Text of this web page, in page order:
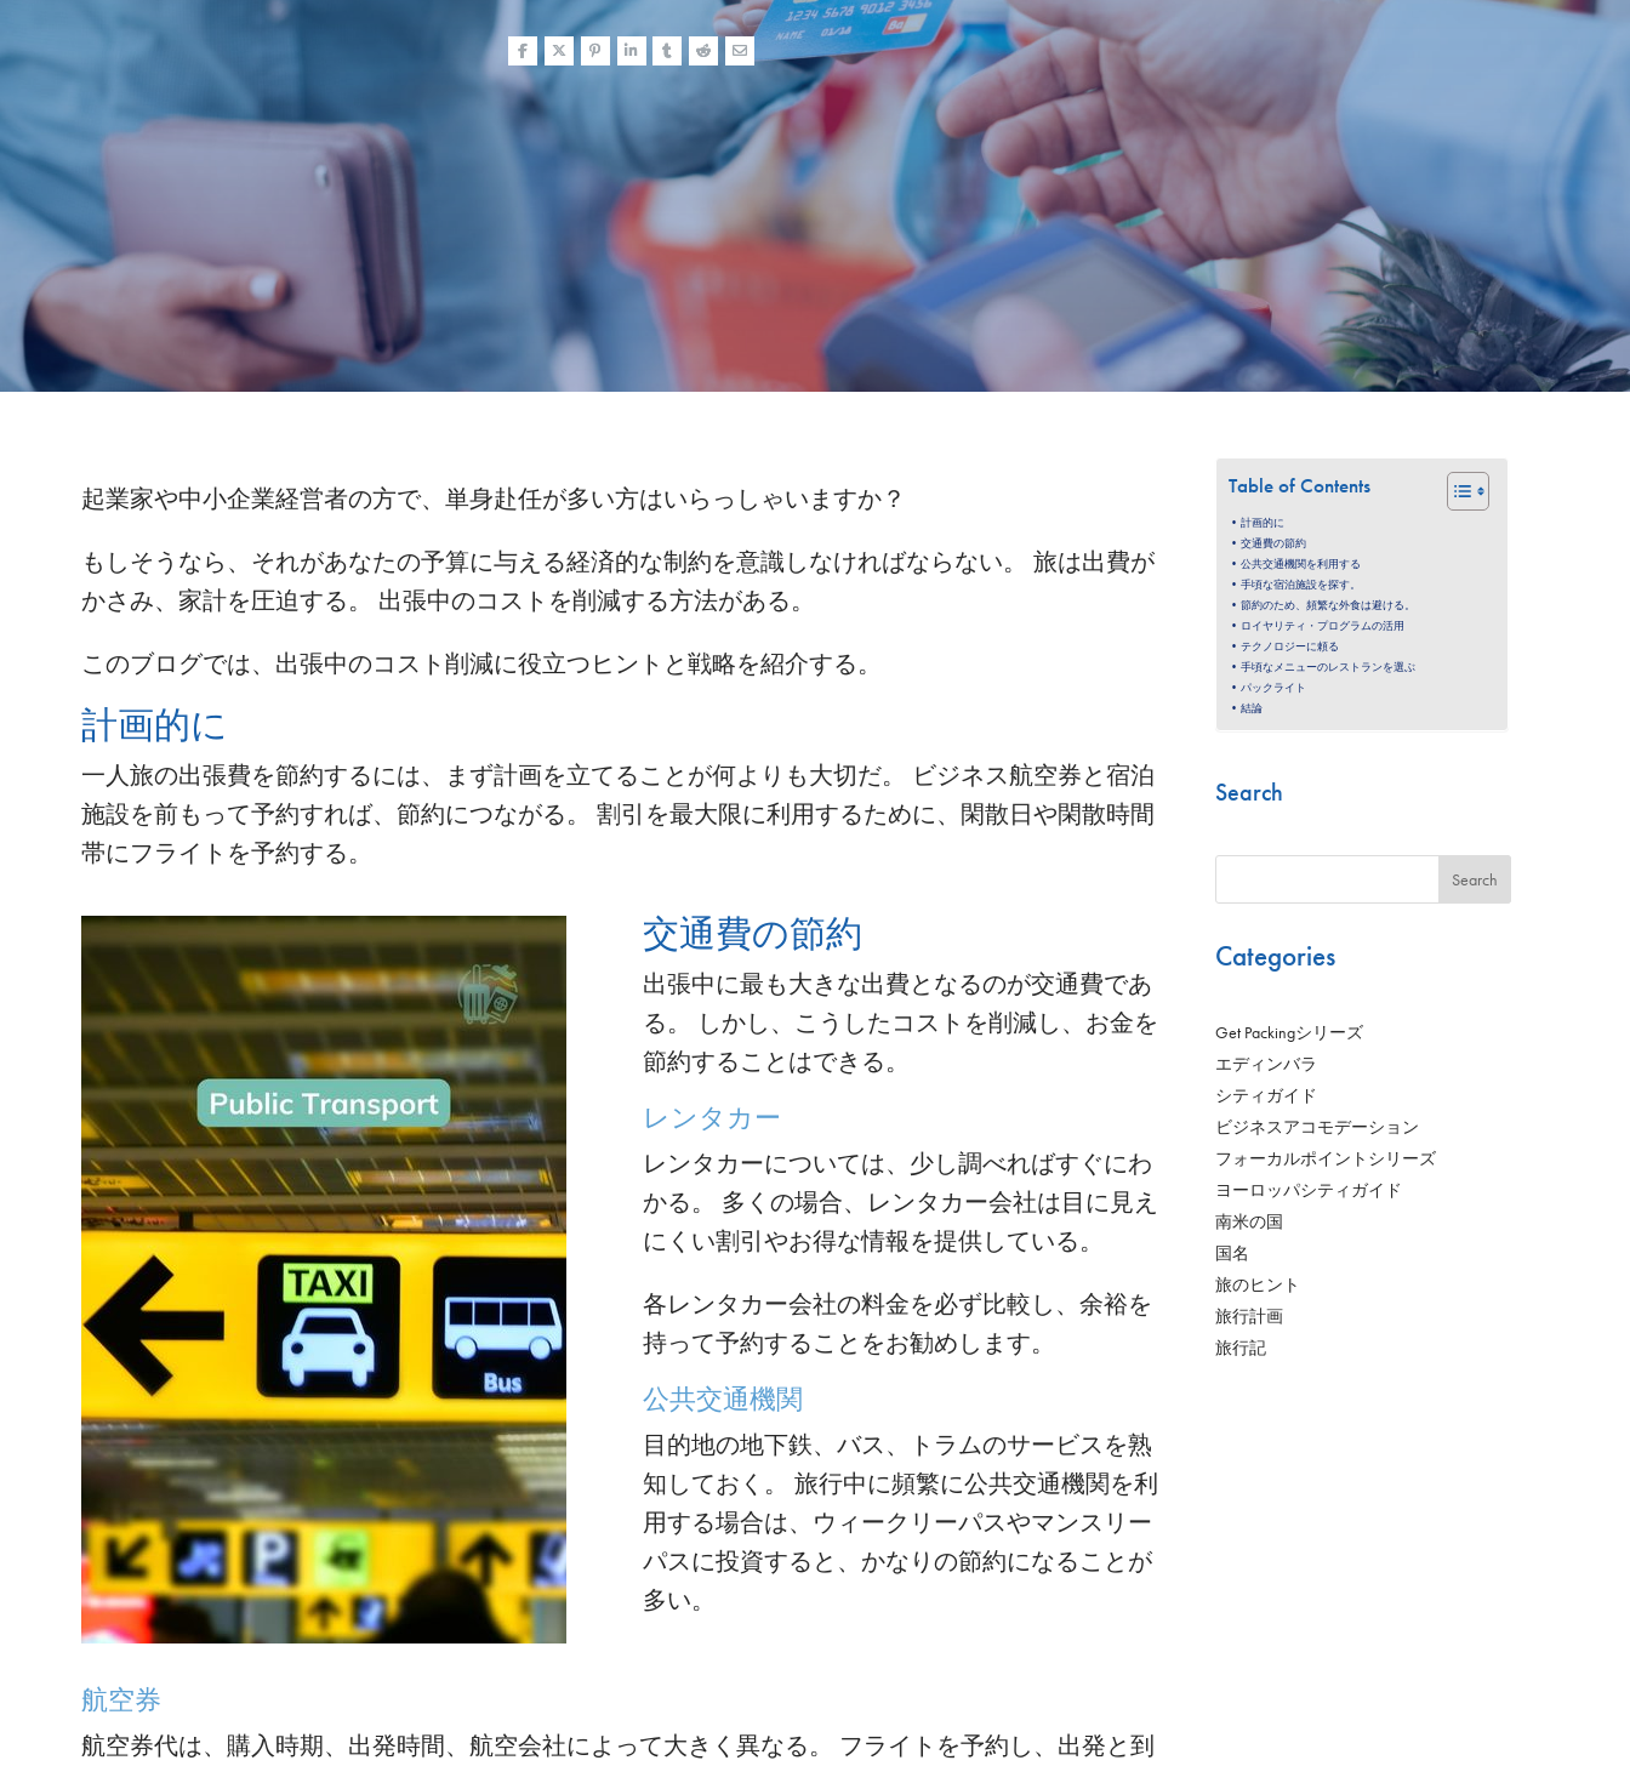
起業家や中小企業経営者の方で、単身赴任が多い方はいらっしゃいますか？
もしそうなら、それがあなたの予算に与える経済的な制約を意識しなければならない。 旅は出費が
かさみ、家計を圧迫する。 出張中のコストを削減する方法がある。
このブログでは、出張中のコスト削減に役立つヒントと戦略を紹介する。
計画的に
一人旅の出張費を節約するには、まず計画を立てることが何よりも大切だ。 ビジネス航空券と宿泊
施設を前もって予約すれば、節約につながる。 割引を最大限に利用するために、閑散日や閑散時間
帯にフライトを予約する。
交通費の節約
出張中に最も大きな出費となるのが交通費であ
る。 しかし、こうしたコストを削減し、お金を
節約することはできる。
レンタカー
レンタカーについては、少し調べればすぐにわ
かる。 多くの場合、レンタカー会社は目に見え
にくい割引やお得な情報を提供している。
各レンタカー会社の料金を必ず比較し、余裕を
持って予約することをお勧めします。
公共交通機関
目的地の地下鉄、バス、トラムのサービスを熟
知しておく。 旅行中に頻繁に公共交通機関を利
用する場合は、ウィークリーパスやマンスリー
パスに投資すると、かなりの節約になることが
多い。
航空券
航空券代は、購入時期、出発時間、航空会社によって大きく異なる。 フライトを予約し、出発と到
Table of Contents
計画的に
交通費の節約
公共交通機関を利用する
手頃な宿泊施設を探す。
節約のため、頻繁な外食は避ける。
ロイヤリティ・プログラムの活用
テクノロジーに頼る
手頃なメニューのレストランを選ぶ
パックライト
結論
Search
Search
Categories
Get Packingシリーズ
エディンバラ
シティガイド
ビジネスアコモデーション
フォーカルポイントシリーズ
ヨーロッパシティガイド
南米の国
国名
旅のヒント
旅行計画
旅行記